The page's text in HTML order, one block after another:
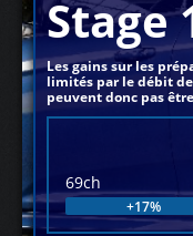
Stage
Les gains sur les
limités par le débit
peuvent donc pas
69ch
+17%